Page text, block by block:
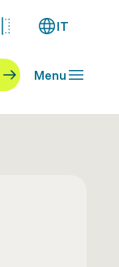
IT
Menu